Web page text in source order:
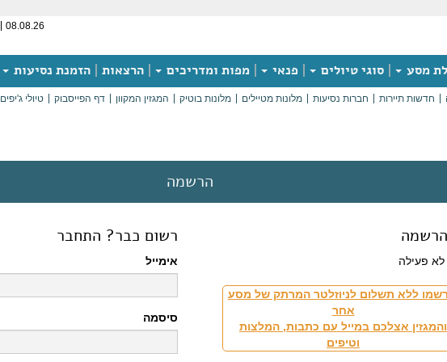
08.08.26
מסע סוגי טיולים פנאי מפות ומדריכים הרצאות הזמנת נסיעות
חדשות תיירות חברות נסיעות מלונות מטיילים מלונות בוטיק המגזין המקוון דף הפייסבוק טיולי ג'יפים
הרשמה
פעילה
ללא תשלום לניוזלטר המרתק של מסע
אחר
והמגזין אצלכם במייל עם כתבות, המלצות
וטיפים
רשום כבר? התחבר
אימייל
סיסמה